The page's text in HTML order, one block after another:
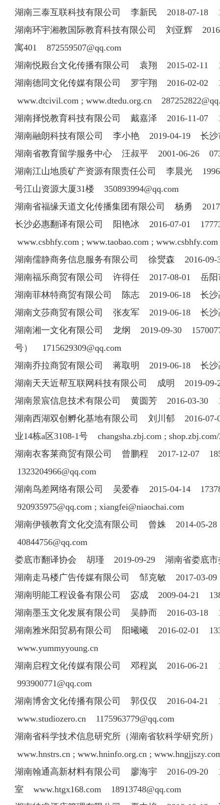
湖南三泰互联科技有限公司 李新民 2018-07-18
湖南环宇湘教国际教育科技有限公司 刘亚辉
寓401 872559507@qq.com
湖南悦殿台文化传播有限公司 袁翔 2015-02-11
湖南德同文化传媒有限公司 罗宇翔 2016-02-02
www.dtcivil.com ; www.dtedu.org.cn
湖南择悦教育科技有限公司 戴嘉泽 2016-11-07
湖南融朗科技有限公司 李小艳 2019-04-19 长沙
湖南省教育留学服务中心 汪叔平 2001-06-26
湖南江山地质矿产资源有限责任公司 李晨光 1996-
号江山资源大厦31楼 350893994@qq.com
湖南省福缘天道文化传播集团有限公司 杨勇
长沙必惠翻译有限公司 阳艳冰 2016-07-01
www.csbhfy.com ; www.taobao.com ;
湖南儒静商务信息服务有限公司 徐爕森 2016-
湖南福乐商贸有限公司 许得任 2017-08-01 岳阳
湖南菲林特商贸有限公司 陈志 2019-06-18 长沙
湖南文莎商贸有限公司 张友军 2019-06-18 长沙
湖南湘一文化有限公司 龙纲 2019-09-30
号） 1715629309@qq.com
湖南乔拉商贸有限公司 蒋取明 2019-06-18 长沙
湖南天天近帮互联网科技有限公司 成明 2019-
湖南景宸信息技术有限公司 黄圆芳 2016-03-30
湖南西湖双创孵化基地有限公司 刘川郁 2016-07-
业14栋a区3108-1号 changsha.zbj.com ;
湖南衣客莱商贸有限公司 曾鹏程 2017-12-07
1323204966@qq.com
湖南鸟差网络有限公司 吴爱春 2015-04-14
920935975@qq.com; xiangfei@niaochai.com
湖南伊顿教育文化交流有限公司 曾姝 2014-05-
40844756@qq.com
娄底市翻译协会 胡瑾 2019-09-29 湖南省娄底市
湖南走马楼广告传媒有限公司 邹克敏 2017-03-
湖南明能工程设备有限公司 宓成 2009-04-21
湖南墨玉文化发展有限公司 吴静而 2016-03-18
湖南雅米阳贸易有限公司 阳曦曦 2016-02-01
www.yummyyoung.cn
湖南启程文化传媒有限公司 邓程岚 2016-06-21
993900771@qq.com
湖南博舍文化传播有限公司 郭仅仅 2016-04-21
www.studiozero.cn 1175963779@qq.com
湖南省科学技术信息研究所（湖南省软科学研究
www.hnstrs.cn ; www.hninfo.org.cn ;
湖南翰通高新材料有限公司 廖海宇 2016-09-20
室 www.htgx168.com 18913748@qq.com